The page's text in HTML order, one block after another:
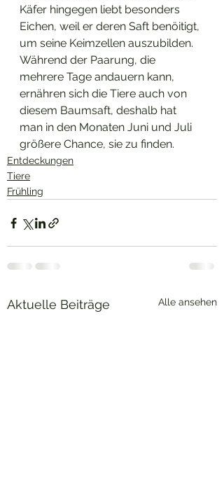
Käfer hingegen liebt besonders
Eichen, weil er deren Saft benöitigt,
um seine Keimzellen auszubilden.
Während der Paarung, die
mehrere Tage andauern kann,
ernähren sich die Tiere auch von
diesem Baumsaft, deshalb hat
man in den Monaten Juni und Juli
größere Chance, sie zu finden.
Entdeckungen
Tiere
Frühling
Aktuelle Beiträge Alle ansehen